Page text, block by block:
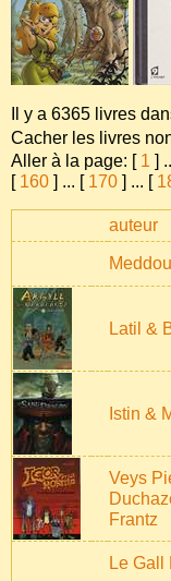
Il y a 6365 livres
Cacher les livres
Aller à la page: [ 1 ]
[ 160 ] ... [ 170 ] ... [
auteur
Latil &
Istin &
Veys
Frantz
Le Gall